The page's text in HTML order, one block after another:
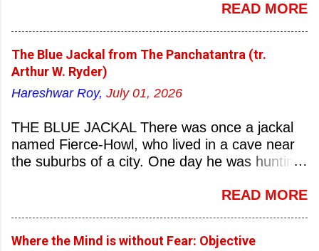
(b) 2 March 1881 (c) 8 September 1877 (d) 27
Hyderabad (b) Mumbai (c) Kolkata (d)
Chennai Ans: (a) Hyderabad 04. Who is known
as the ‘Nightingale of India’? (a) Asha
Naidu (d) Suraiya Ans: (c) Sarojini Naidu 05.
Sarojini Naidu is known as the Nightingale of:
(a) India (b) Pakistan (c) England (d) China
Sarojini Naidu? (a) Nightingale of India (b)
Queen of Poetry (c) Lady of Freedom (d)
READ MORE
The Blue Jackal from The Panchatantra (tr.
Arthur W. Ryder)
Hareshwar Roy, July 01, 2026
THE BLUE JACKAL There was once a jackal
named Fierce-Howl, who lived in a cave near
the suburbs of a city. One day he was hunting
wandered into the city after nightfall. There the
dreadful barking, so that he stumbled this way
READ MORE
Where the Mind is without Fear: Objective